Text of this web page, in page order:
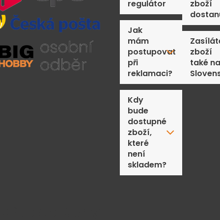
regulátor
Jak
mám
postupovat
při
reklamaci?
Kdy
bude
dostupné
zboží,
které
není
skladem?
zboží
zboží
také na